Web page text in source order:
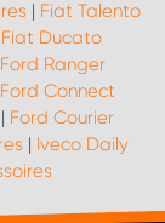
| Fiat Talento
Fiat Ducato
Ford Ranger
Ford Connect
| Ford Courier
| Iveco Daily